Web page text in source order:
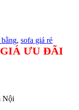
, sofa giá rẻ
ƯU ĐÃI
Nội